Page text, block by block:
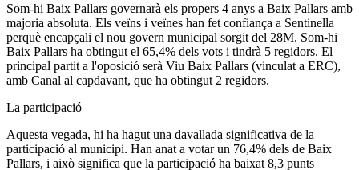
Som-hi Baix Pallars governarà els propers 4 anys a Baix Pallars amb
majoria absoluta. Els veïns i veïnes han fet confiança a Sentinella
perquè encapçali el nou govern municipal sorgit del 28M. Som-hi
Baix Pallars ha obtingut el 65,4% dels vots i tindrà 5 regidors. El
principal partit a l'oposició serà Viu Baix Pallars (vinculat a ERC),
amb Canal al capdavant, que ha obtingut 2 regidors.
La participació
Aquesta vegada, hi ha hagut una davallada significativa de la
participació al municipi. Han anat a votar un 76,4% dels de Baix
Pallars, i això significa que la participació ha baixat 8,3 punts